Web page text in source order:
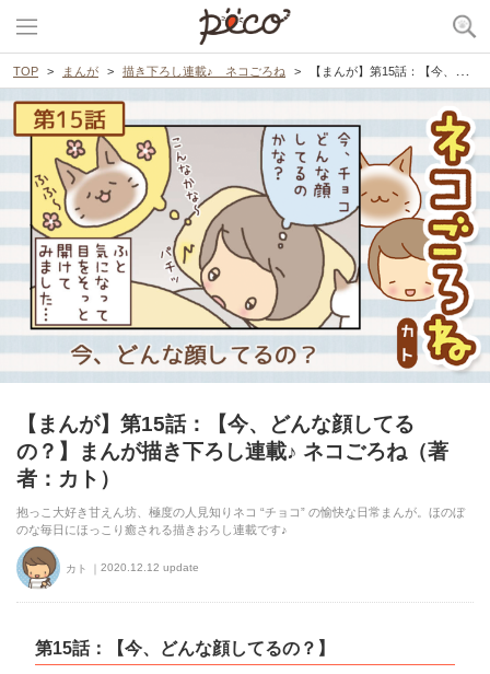
TOP まんが 描き下ろし連載♪ ネコごろね 【まんが】第15話：【今、どんな顔してるの？】まんが描き下ろし連載♪ ネコごろね（著者：カト）
【まんが】第15話：【今、どんな顔してる
の？】まんが描き下ろし連載♪ ネコごろね（著
者：カト）
抱っこ大好き甘えん坊、極度の人見知りネコ “チョコ” の愉快な日常まんが。ほのぼ
のな毎日にほっこり癒される描きおろし連載です♪
カト 2020.12.12 update
第15話：【今、どんな顔してるの？】